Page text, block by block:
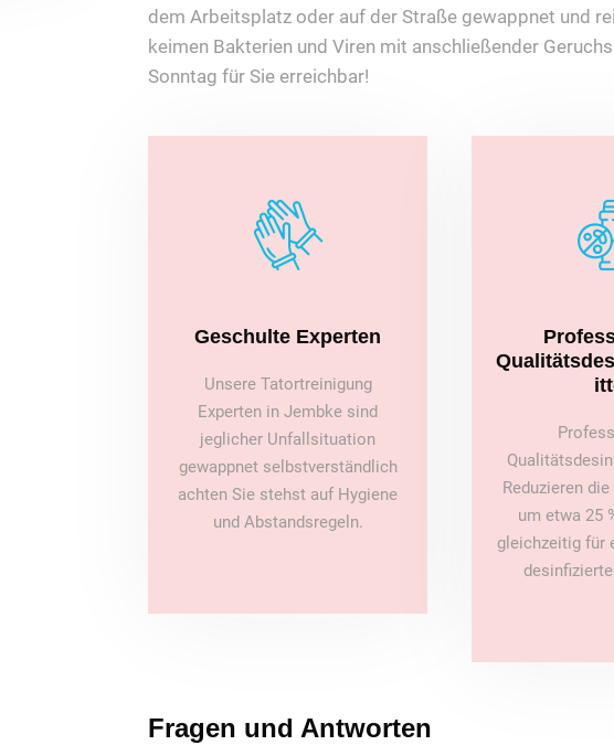
dem Arbeitsplatz oder auf der Straße gewappnet und
keimen Bakterien und Viren mit anschließender
Sonntag für Sie erreichbar!
Geschulte Experten
Unsere Tatortreinigung
Experten in Jembke sind
jeglicher Unfallsituation
gewappnet selbstverständlich
achten Sie stehst auf Hygiene
und Abstandsregeln.
Reduzieren
um etwa 25
gleichzeitig für
Fragen und Antworten